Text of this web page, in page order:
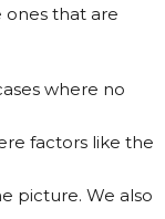
that are
where no
factors like the
picture. We also